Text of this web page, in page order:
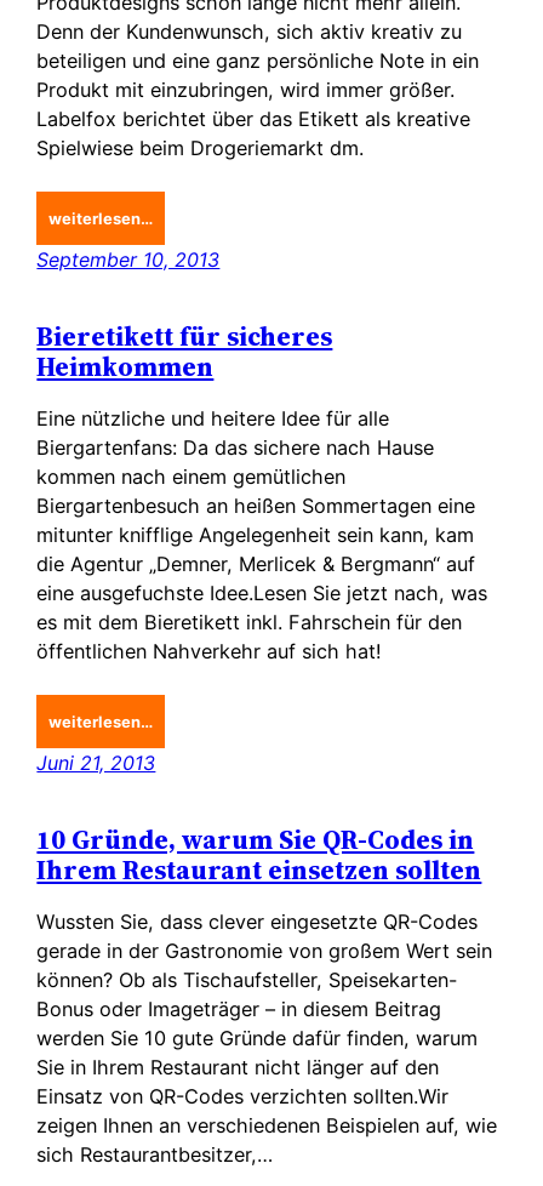
Denn der Kundenwunsch, sich aktiv kreativ zu
beteiligen und eine ganz persönliche Note in ein
Produkt mit einzubringen, wird immer größer.
Labelfox berichtet über das Etikett als kreative
Spielwiese beim Drogeriemarkt dm.
weiterlesen…
September 10, 2013
Bieretikett für sicheres
Heimkommen
Eine nützliche und heitere Idee für alle
Biergartenfans: Da das sichere nach Hause
kommen nach einem gemütlichen
Biergartenbesuch an heißen Sommertagen eine
mitunter knifflige Angelegenheit sein kann, kam
die Agentur „Demner, Merlicek & Bergmann“ auf
eine ausgefuchste Idee.Lesen Sie jetzt nach, was
es mit dem Bieretikett inkl. Fahrschein für den
öffentlichen Nahverkehr auf sich hat!
weiterlesen…
Juni 21, 2013
10 Gründe, warum Sie QR-Codes in
Ihrem Restaurant einsetzen sollten
Wussten Sie, dass clever eingesetzte QR-Codes
gerade in der Gastronomie von großem Wert sein
können? Ob als Tischaufsteller, Speisekarten-
Bonus oder Imageträger – in diesem Beitrag
werden Sie 10 gute Gründe dafür finden, warum
Sie in Ihrem Restaurant nicht länger auf den
Einsatz von QR-Codes verzichten sollten.Wir
zeigen Ihnen an verschiedenen Beispielen auf, wie
sich Restaurantbesitzer,…